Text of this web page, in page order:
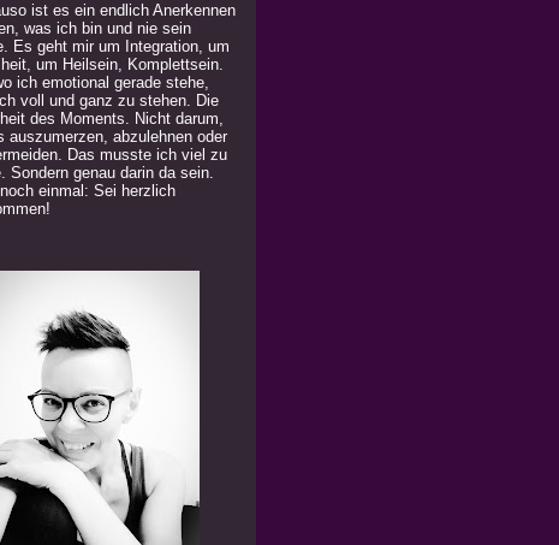
ist es ein endlich Anerkennen
was ich bin und nie sein
Es geht mir um Integration, um
um Heilsein, Komplettsein.
ich emotional gerade stehe,
voll und ganz zu stehen. Die
des Moments. Nicht darum,
auszumerzen, abzulehnen oder
Das musste ich viel zu
Sondern genau darin da sein.
einmal: Sei herzlich